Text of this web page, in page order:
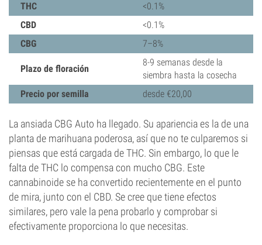
THC
<0.1%
CBD
<0.1%
CBG
7–8%
Plazo de floración
8-9 semanas desde la
siembra hasta la cosecha
Precio por semilla
desde €20,00
La ansiada CBG Auto ha llegado. Su apariencia es la de una
planta de marihuana poderosa, así que no te culparemos si
piensas que está cargada de THC. Sin embargo, lo que le
falta de THC lo compensa con mucho CBG. Este
cannabinoide se ha convertido recientemente en el punto
de mira, junto con el CBD. Se cree que tiene efectos
similares, pero vale la pena probarlo y comprobar si
efectivamente proporciona lo que necesitas.